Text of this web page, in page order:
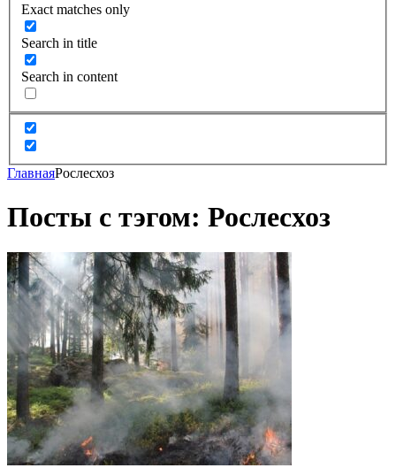
Exact matches only
Search in title
Search in content
ГлавнаяРослесхоз
Посты с тэгом: Рослесхоз